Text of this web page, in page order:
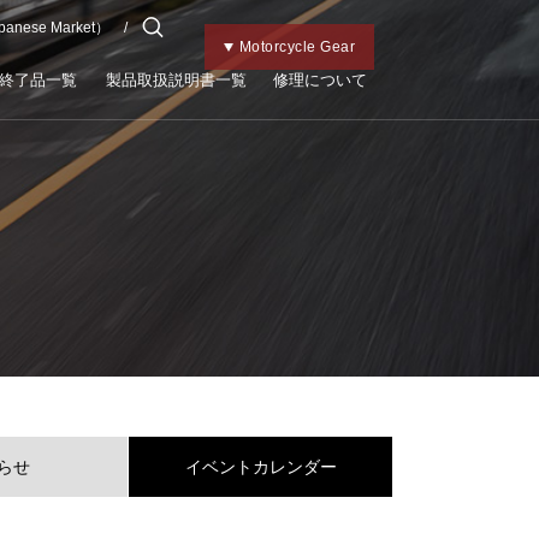
Motorcycle Gear
Kabutoトップ
Bicycle Gear
チャイルドメット
Market）
了品一覧 製品取扱説明書一覧 修理について
せ イベントカレンダー